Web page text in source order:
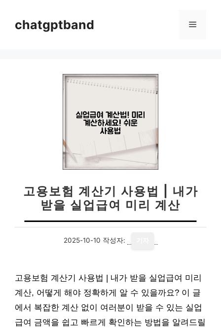
chatgptband 메
고용보험 계산기 사용법 | 내가
받을 실업급여 미리 계산
2025-10-10 작성자:
고용보험 계산기 사용법 | 내가 받을 실업급여 미리
계산, 어떻게 해야 정확하게 알 수 있을까요? 이 글
에서 복잡한 계산 없이 여러분이 받을 수 있는 실업
급여 금액을 쉽고 빠르게 확인하는 방법을 알려드릴